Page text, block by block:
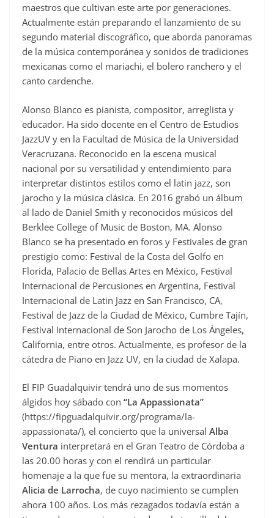
maestros que cultivan este arte por generaciones.
Actualmente están preparando el lanzamiento de su
segundo material discográfico, que aborda panoramas
de la música contemporánea y sonidos de tradiciones
mexicanas como el mariachi, el bolero ranchero y el
canto cardenche.
Alonso Blanco es pianista, compositor, arreglista y
educador. Ha sido docente en el Centro de Estudios
JazzUV y en la Facultad de Música de la Universidad
Veracruzana. Reconocido en la escena musical
nacional por su versatilidad y entendimiento para
interpretar distintos estilos como el latin jazz, son
jarocho y la música clásica. En 2016 grabó un álbum
al lado de Daniel Smith y reconocidos músicos del
Berklee College of Music de Boston, MA. Alonso
Blanco se ha presentado en foros y Festivales de gran
prestigio como: Festival de la Costa del Golfo en
Florida, Palacio de Bellas Artes en México, Festival
Internacional de Percusiones en Argentina, Festival
Internacional de Latin Jazz en San Francisco, CA,
Festival de Jazz de la Ciudad de México, Cumbre Tajín,
Festival Internacional de Son Jarocho de Los Ángeles,
California, entre otros. Actualmente, es profesor de la
cátedra de Piano en Jazz UV, en la ciudad de Xalapa.
El FIP Guadalquivir tendrá uno de sus momentos
álgidos hoy sábado con “La Appassionata”
(https://fipguadalquivir.org/programa/la-
appassionata/), el concierto que la universal Alba
Ventura interpretará en el Gran Teatro de Córdoba a
las 20.00 horas y con el rendirá un particular
homenaje a la que fue su mentora, la extraordinaria
Alicia de Larrocha, de cuyo nacimiento se cumplen
ahora 100 años. Los más rezagados todavía están a